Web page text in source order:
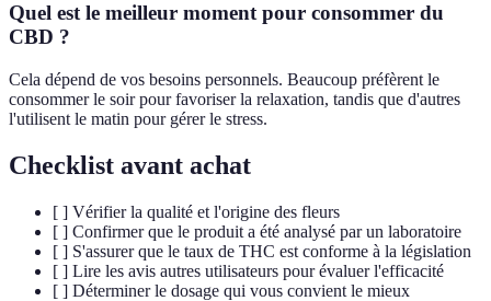
Quel est le meilleur moment pour consommer du
CBD ?
Cela dépend de vos besoins personnels. Beaucoup préfèrent le
consommer le soir pour favoriser la relaxation, tandis que d'autres
l'utilisent le matin pour gérer le stress.
Checklist avant achat
[ ] Vérifier la qualité et l'origine des fleurs
[ ] Confirmer que le produit a été analysé par un laboratoire
[ ] S'assurer que le taux de THC est conforme à la législation
[ ] Lire les avis autres utilisateurs pour évaluer l'efficacité
[ ] Déterminer le dosage qui vous convient le mieux